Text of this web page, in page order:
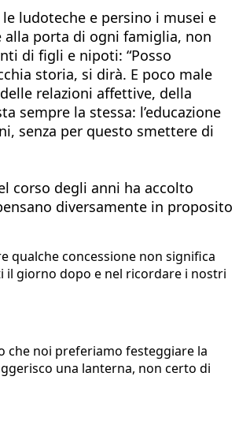
ludoteche e persino i musei e
alla porta di ogni famiglia, non
di figli e nipoti: “Posso
storia, si dirà. E poco male
relazioni affettive, della
sempre la stessa: l’educazione
senza per questo smettere di
corso degli anni ha accolto
diversamente in proposito
qualche concessione non significa
il giorno dopo e nel ricordare i nostri
che noi preferiamo festeggiare la
una lanterna, non certo di